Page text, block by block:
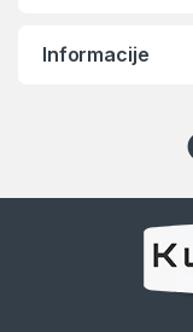
Informacije